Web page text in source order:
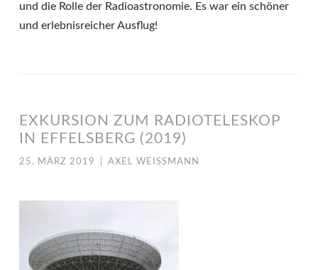
und die Rolle der Radioastronomie. Es war ein schöner
und erlebnisreicher Ausflug!
EXKURSION ZUM RADIOTELESKOP
IN EFFELSBERG (2019)
25. MÄRZ 2019 AXEL WEISSMANN